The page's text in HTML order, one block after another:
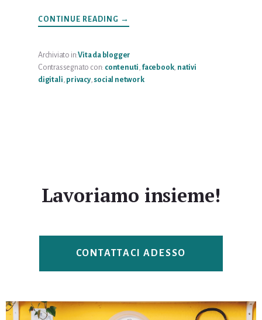
CONTINUE READING INFORETE
E
→
Archiviato in:Vita da blogger
Contrassegnato con: contenuti facebook, nativi
digitali privacy, social network
Lavoriamo insieme!
CONTATTACI ADESSO